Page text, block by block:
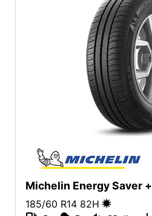
Michelin Energy Saver +
185/60 R14 82H